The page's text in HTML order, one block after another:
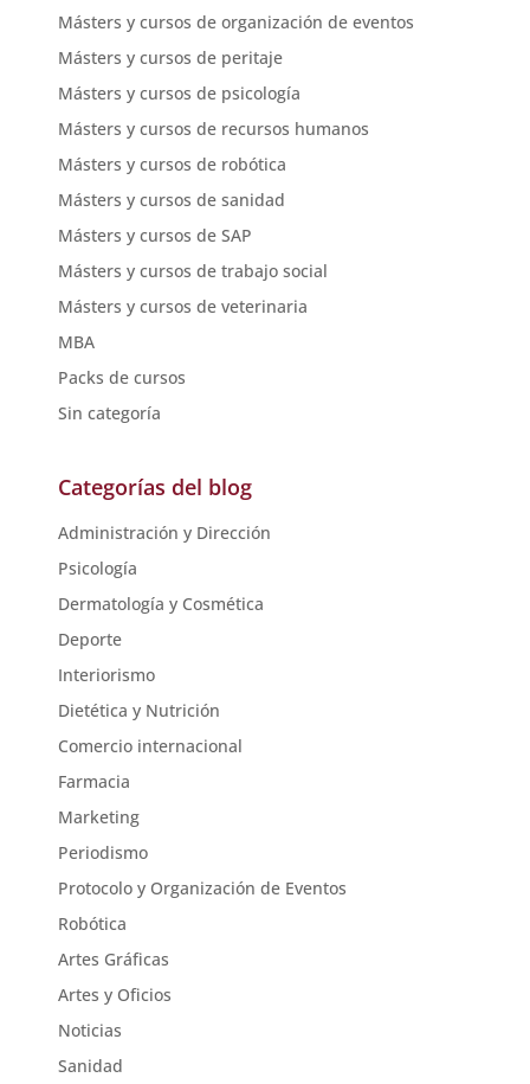
Másters y cursos de organización de eventos
Másters y cursos de peritaje
Másters y cursos de psicología
Másters y cursos de recursos humanos
Másters y cursos de robótica
Másters y cursos de sanidad
Másters y cursos de SAP
Másters y cursos de trabajo social
Másters y cursos de veterinaria
MBA
Packs de cursos
Sin categoría
Categorías del blog
Administración y Dirección
Psicología
Dermatología y Cosmética
Deporte
Interiorismo
Dietética y Nutrición
Comercio internacional
Farmacia
Marketing
Periodismo
Protocolo y Organización de Eventos
Robótica
Artes Gráficas
Artes y Oficios
Noticias
Sanidad